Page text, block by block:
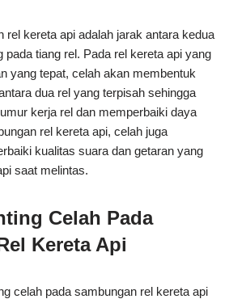
rel kereta api adalah jarak antara kedua
pada tiang rel. Pada rel kereta api yang
yang tepat, celah akan membentuk
dua rel yang terpisah sehingga
kerja rel dan memperbaiki daya
rel kereta api, celah juga
kualitas suara dan getaran yang
saat melintas.
Celah Pada
Kereta Api
celah pada sambungan rel kereta api